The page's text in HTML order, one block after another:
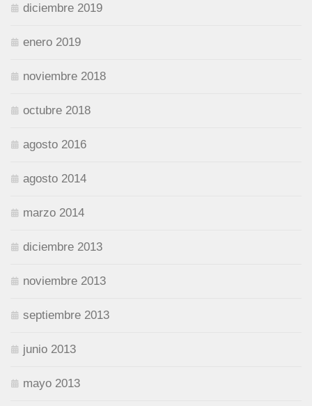
diciembre 2019
enero 2019
noviembre 2018
octubre 2018
agosto 2016
agosto 2014
marzo 2014
diciembre 2013
noviembre 2013
septiembre 2013
junio 2013
mayo 2013